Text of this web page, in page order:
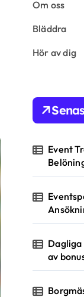
Om oss
Bläddra
Hör av dig
Event
av